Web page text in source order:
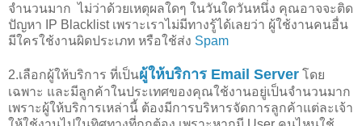
จำนวนมาก ไม่ว่าด้วยเหตุผลใดๆ ในวันใดวันหนึ่ง คุณอาจจะติด
ปัญหา IP Blacklist เพราะเราไม่มีทางรู้ได้เลยว่า ผู้ใช้งานคนอื่น
มีใครใช้งานผิดประเภท หรือใช้ส่ง Spam
2.เลือกผู้ให้บริการ ที่เป็นผู้ให้บริการ Email Server โดย
เฉพาะ และมีลูกค้าในประเทศของคุณใช้งานอยู่เป็นจำนวนมาก
เพราะผู้ให้บริการเหล่านี้ ต้องมีการบริหารจัดการลูกค้าแต่ละเจ้า